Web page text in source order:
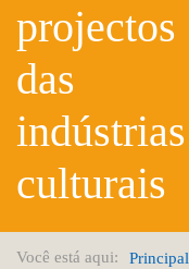
projectos
das
indústrias
culturais
Você está aqui: Principal